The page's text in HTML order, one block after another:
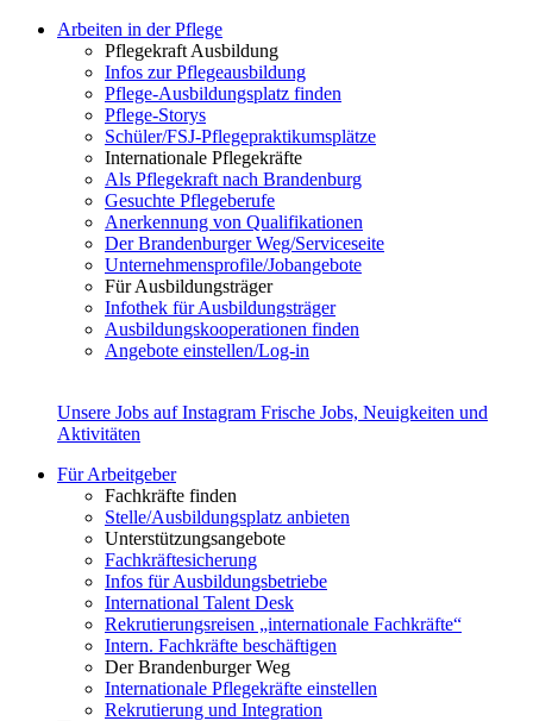
Arbeiten in der Pflege
Pflegekraft Ausbildung
Infos zur Pflegeausbildung
Pflege-Ausbildungsplatz finden
Pflege-Storys
Schüler/FSJ-Pflegepraktikumsplätze
Internationale Pflegekräfte
Als Pflegekraft nach Brandenburg
Gesuchte Pflegeberufe
Anerkennung von Qualifikationen
Der Brandenburger Weg/Serviceseite
Unternehmensprofile/Jobangebote
Für Ausbildungsträger
Infothek für Ausbildungsträger
Ausbildungskooperationen finden
Angebote einstellen/Log-in
Unsere Jobs auf Instagram Frische Jobs, Neuigkeiten und
Aktivitäten
Für Arbeitgeber
Fachkräfte finden
Stelle/Ausbildungsplatz anbieten
Unterstützungsangebote
Fachkräftesicherung
Infos für Ausbildungsbetriebe
International Talent Desk
Rekrutierungsreisen „internationale Fachkräfte“
Intern. Fachkräfte beschäftigen
Der Brandenburger Weg
Internationale Pflegekräfte einstellen
Rekrutierung und Integration